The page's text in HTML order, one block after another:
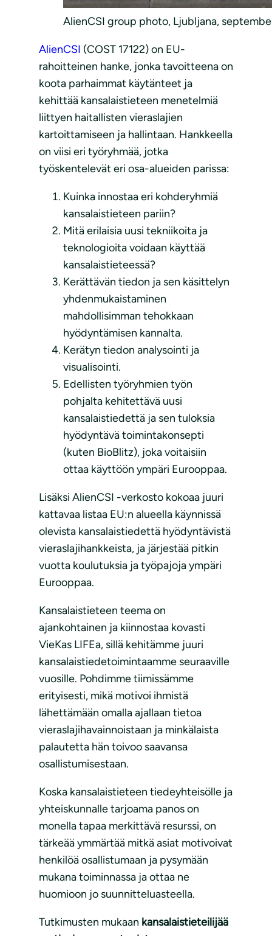
AlienCSI group photo, Ljubljana,
AlienCSI (COST 17122) on EU-
rahoitteinen hanke, jonka tavoitteena on
koota parhaimmat käytänteet ja
kehittää kansalaistieteen menetelmiä
liittyen haitallisten vieraslajien
kartoittamiseen ja hallintaan. Hankkeella
on viisi eri työryhmää, jotka
työskentelevät eri osa-alueiden parissa:
Kuinka innostaa eri kohderyhmiä
kansalaistieteen pariin?
Mitä erilaisia uusi tekniikoita ja
teknologioita voidaan käyttää
kansalaistieteessä?
Kerättävän tiedon ja sen käsittelyn
yhdenmukaistaminen
mahdollisimman tehokkaan
hyödyntämisen kannalta.
Kerätyn tiedon analysointi ja
visualisointi.
Edellisten työryhmien työn
pohjalta kehitettävä uusi
kansalaistiedettä ja sen tuloksia
hyödyntävä toimintakonsepti
(kuten BioBlitz), joka voitaisiin
ottaa käyttöön ympäri Eurooppaa.
Lisäksi AlienCSI -verkosto kokoaa juuri
kattavaa listaa EU:n alueella käynnissä
olevista kansalaistiedettä hyödyntävistä
vieraslajihankkeista, ja järjestää pitkin
vuotta koulutuksia ja työpajoja ympäri
Eurooppaa.
Kansalaistieteen teema on
ajankohtainen ja kiinnostaa kovasti
VieKas LIFEa, sillä kehitämme juuri
kansalaistiedetoimintaamme seuraaville
vuosille. Pohdimme tiimissämme
erityisesti, mikä motivoi ihmistä
lähettämään omalla ajallaan tietoa
vieraslajihavainnoistaan ja minkälaista
palautetta hän toivoo saavansa
osallistumisestaan.
Koska kansalaistieteen tiedeyhteisölle ja
yhteiskunnalle tarjoama panos on
monella tapaa merkittävä resurssi, on
tärkeää ymmärtää mitkä asiat motivoivat
henkilöä osallistumaan ja pysymään
mukana toiminnassa ja ottaa ne
huomioon jo suunnitteluasteella.
Tutkimusten mukaan kansalaistieteilijää